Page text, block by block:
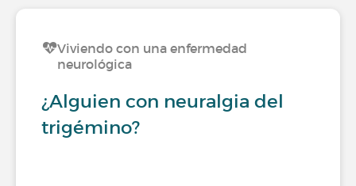
Viviendo con una enfermedad
neurológica
¿Alguien con neuralgia del
trigémino?